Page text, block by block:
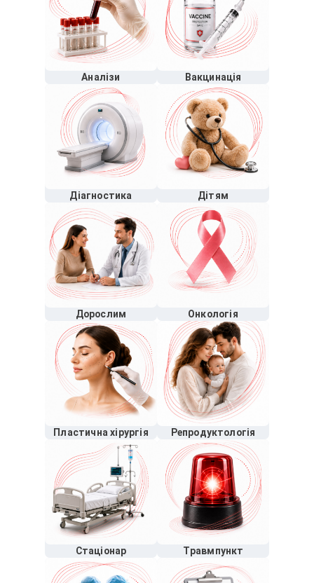
Аналізи Вакцинація
Діагностика Дітям
Дорослим Онкологія
Пластична хірургія Репродуктологія
Стаціонар Травмпункт